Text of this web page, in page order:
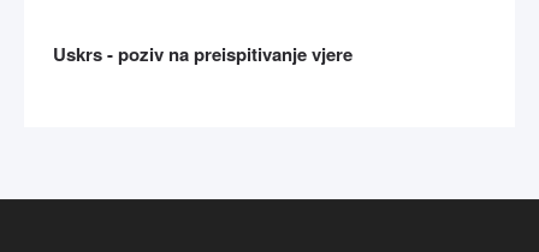
Uskrs - poziv na preispitivanje vjere